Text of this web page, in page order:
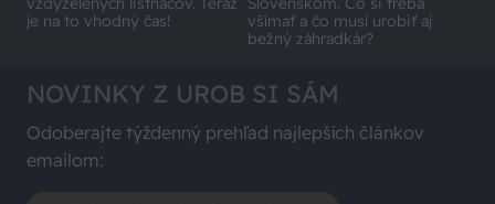
je na to vhodný čas!
všímať a čo musí urobiť aj
bežný záhradkár?
NOVINKY Z UROB SI SÁM
Odoberajte týždenný prehľad najlepších článkov
emailom: